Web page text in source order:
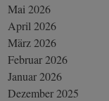
Mai 2026
April 2026
März 2026
Februar 2026
Januar 2026
Dezember 2025